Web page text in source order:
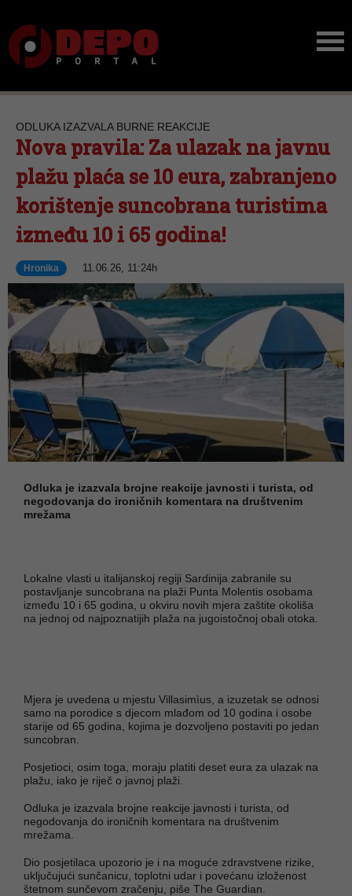
ODLUKA IZAZVALA BURNE REAKCIJE
Nova pravila: Za ulazak na javnu
plažu plaća se 10 eura, zabranjeno
korištenje suncobrana turistima
između 10 i 65 godina!
Hronika 11.06.26, 11:24h
Odluka je izazvala brojne reakcije javnosti i turista, od
negodovanja do ironičnih komentara na društvenim
mrežama
Lokalne vlasti u italijanskoj regiji Sardinija zabranile su
postavljanje suncobrana na plaži Punta Molentis osobama
između 10 i 65 godina, u okviru novih mjera zaštite okoliša
na jednoj od najpoznatijih plaža na jugoistočnoj obali otoka.
Mjera je uvedena u mjestu Villasimìus, a izuzetak se odnosi
samo na porodice s djecom mlađom od 10 godina i osobe
starije od 65 godina, kojima je dozvoljeno postaviti po jedan
suncobran.
Posjetioci, osim toga, moraju platiti deset eura za ulazak na
plažu, iako je riječ o javnoj plaži.
Odluka je izazvala brojne reakcije javnosti i turista, od
negodovanja do ironičnih komentara na društvenim
mrežama.
Dio posjetilaca upozorio je i na moguće zdravstvene rizike,
uključujući sunčanicu, toplotni udar i povećanu izloženost
štetnom sunčevom zračenju, piše The Guardian.